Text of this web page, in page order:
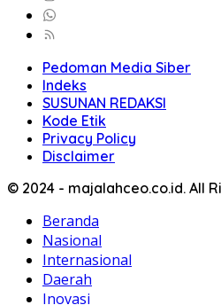
Pedoman Media Siber
Indeks
SUSUNAN REDAKSI
Kode Etik
Privacy Policy
Disclaimer
© 2024 - majalahceo.co.id. All
Beranda
Nasional
Internasional
Daerah
Inovasi